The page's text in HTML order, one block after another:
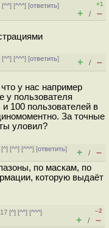
[^^] [^^^] [ответить]
+1
+ / –
[^^] [^^^] [ответить]
+ / –
у нас например
у пользователя
100 пользователей в
За точные
уловил?
[^] [^^] [^^^] [ответить]
+ / –
по маскам, по
которую выдаёт
[^] [^^] [^^^]
–2
+ / –